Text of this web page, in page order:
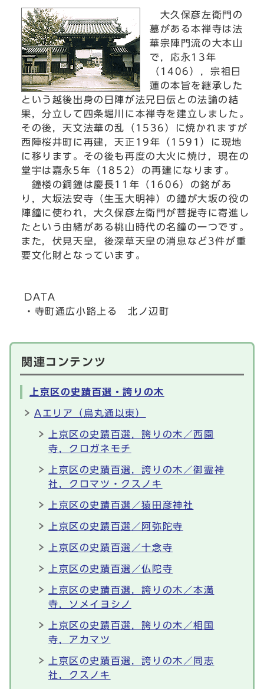
大久保彦左衛門の
墓がある本禅寺は法
華宗陣門流の大本山
で，応永13年
（1406），宗祖日
蓮の本旨を継承した
という越後出身の日陣が法兄日伝との法論の結
果，分立して四条堀川に本禅寺を建立しました。
その後，天文法華の乱（1536）に焼かれますが
西陣桜井町に再建，天正19年（1591）に現地
に移ります。その後も再度の大火に焼け，現在の
堂宇は嘉永5年（1852）の再建になります。
鐘楼の銅鐘は慶長11年（1606）の銘があ
り，大坂法安寺（生玉大明神）の鐘が大坂の役の
陣鐘に使われ，大久保彦左衛門が菩提寺に寄進し
たという由緒がある桃山時代の名鐘の一つです。
また，伏見天皇，後深草天皇の消息など3件が重
要文化財となっています。
DATA
・寺町通広小路上る 北ノ辺町
関連コンテンツ
上京区の史蹟百選・誇りの木
Aエリア（烏丸通以東）
上京区の史蹟百選，誇りの木／西園
寺，クロガネモチ
上京区の史蹟百選，誇りの木／御霊神
社，クロマツ・クスノキ
上京区の史蹟百選／猿田彦神社
上京区の史蹟百選／阿弥陀寺
上京区の史蹟百選／十念寺
上京区の史蹟百選／仏陀寺
上京区の史蹟百選，誇りの木／本満
寺，ソメイヨシノ
上京区の史蹟百選，誇りの木／相国
寺，アカマツ
上京区の史蹟百選，誇りの木／同志
社，クスノキ